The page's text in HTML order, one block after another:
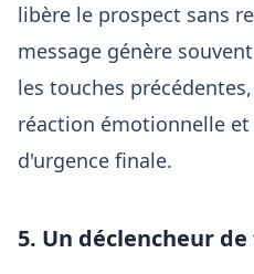
libère le prospect sans
message génère
les touches
réaction émotionnelle
d'urgence finale.
5. Un déclencheur